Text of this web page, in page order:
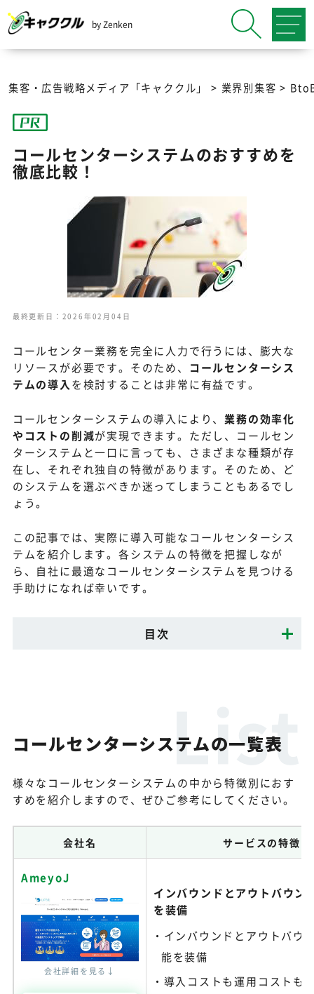
by Zenken
集客・広告戦略メディア「キャククル」 > 業界別集客 >
コールセンターシステムのおすすめを
徹底比較！
最終更新日：2026年02月04日
コールセンター業務を完全に人力で行うには、膨大な
リソースが必要です。そのため、
コールセンターシス
テムの導入を検討することは非常に有益です。
コールセンターシステムの導入により、業務の効率化
やコストの削減が実現できます。ただし、コールセン
ターシステムと一口に言っても、さまざまな種類が存
在し、それぞれ独自の特徴があります。そのため、ど
のシステムを選ぶべきか迷ってしまうこともあるでし
ょう。
この記事では、実際に導入可能なコールセンターシス
テムを紹介します。各システムの特徴を把握しなが
ら、自社に最適なコールセンターシステムを見つける
手助けになれば幸いです。
目次
コールセンターシステムの一覧表
様々なコールセンターシステムの中から特徴別におす
すめを紹介しますので、ぜひご参考にしてください。
会社名 サービスの特徴
AmeyoJ
会社詳細を見る↓
インバウンドとアウトバウン
を装備
インバウンドとアウトバウ
能を装備
導入コストも運用コストも